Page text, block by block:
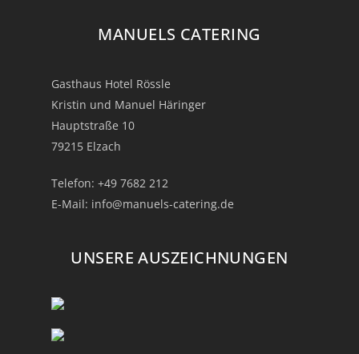
MANUELS CATERING
Gasthaus Hotel Rössle
Kristin und Manuel Häringer
Hauptstraße 10
79215 Elzach
Telefon: +49 7682 212
E-Mail: info@manuels-catering.de
UNSERE AUSZEICHNUNGEN